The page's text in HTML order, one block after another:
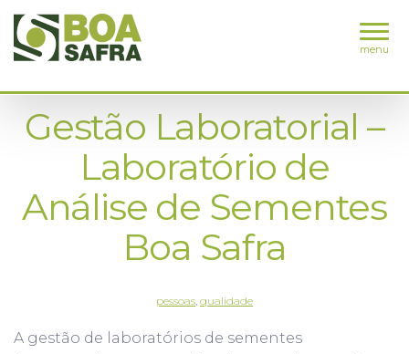
menu
Gestão Laboratorial –
Laboratório de
Análise de Sementes
Boa Safra
pessoas, qualidade
A gestão de laboratórios de sementes